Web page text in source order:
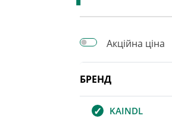
Акційна ціна
БРЕНД
KAINDL